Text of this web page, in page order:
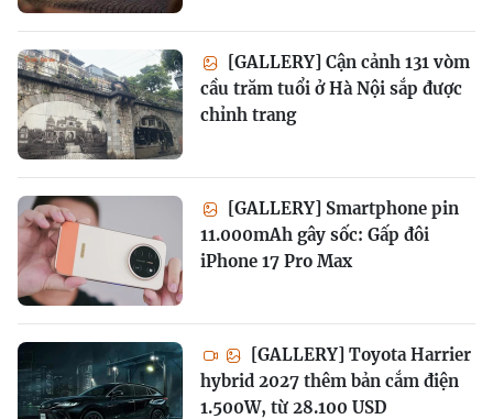
[GALLERY] Cận cảnh 131 vòm
cầu trăm tuổi ở Hà Nội sắp được
chỉnh trang
[GALLERY] Smartphone pin
11.000mAh gây sốc: Gấp đôi
iPhone 17 Pro Max
[GALLERY] Toyota Harrier
hybrid 2027 thêm bản cắm điện
1.500W, từ 28.100 USD